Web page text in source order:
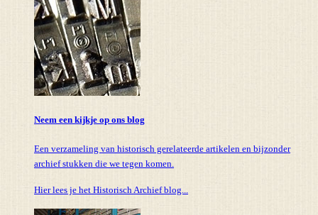
Neem een kijkje op ons blog
Een verzameling van historisch gerelateerde artikelen en bijzonder
archief stukken die we tegen komen.
Hier lees je het Historisch Archief blog...